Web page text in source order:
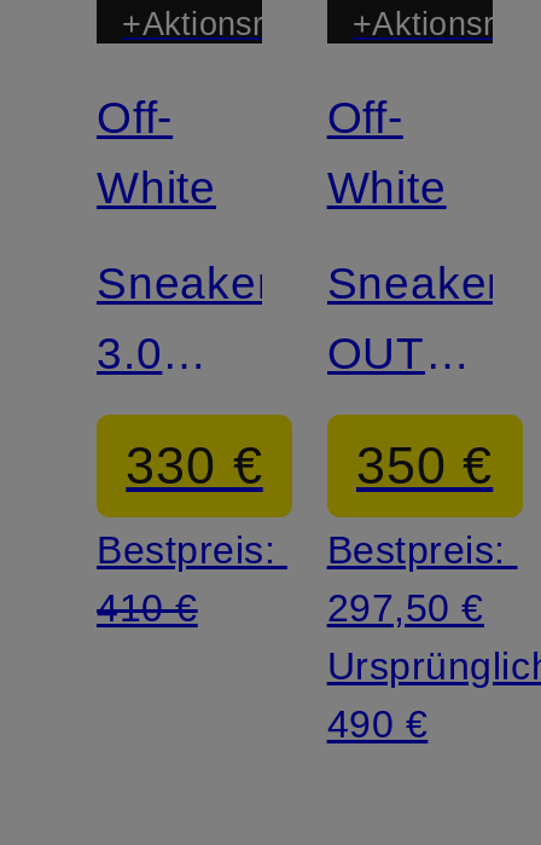
+Aktionsrabatt
Off-
White
Sneaker
3.0
OFF
COURT
330 €
Bestpreis:
410 €
Off-
White
Sneaker
OUT
OF
OFFICE
350 €
Bestpreis:
297,50 €
490 €